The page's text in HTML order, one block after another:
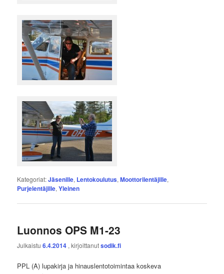
Kategoriat:Jäsenille, Lentokoulutus,Moottorilentäjille,
Purjelentäjille,Yleinen
Luonnos OPS M1-23
Julkaistu6.4.2014 , kirjoittanutsodik.fi
PPL (A) lupakirja ja hinauslentotoimintaa koskeva